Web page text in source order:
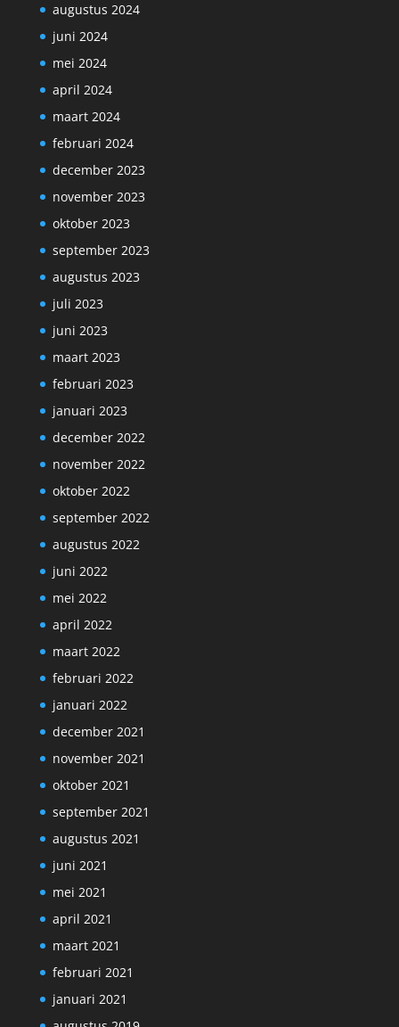
augustus 2024
juni 2024
mei 2024
april 2024
maart 2024
februari 2024
december 2023
november 2023
oktober 2023
september 2023
augustus 2023
juli 2023
juni 2023
maart 2023
februari 2023
januari 2023
december 2022
november 2022
oktober 2022
september 2022
augustus 2022
juni 2022
mei 2022
april 2022
maart 2022
februari 2022
januari 2022
december 2021
november 2021
oktober 2021
september 2021
augustus 2021
juni 2021
mei 2021
april 2021
maart 2021
februari 2021
januari 2021